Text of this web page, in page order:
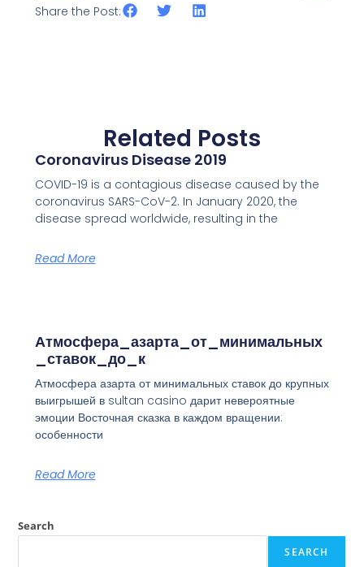
Share the Post:
Related Posts
Coronavirus Disease 2019
COVID-19 is a contagious disease caused by the
coronavirus SARS-CoV-2. In January 2020, the
disease spread worldwide, resulting in the
Read More
Атмосфера_азарта_от_минимальных
_ставок_до_к
Атмосфера азарта от минимальных ставок до крупных
выигрышей в sultan casino дарит невероятные
эмоции Восточная сказка в каждом вращении:
особенности
Read More
Search
SEARCH